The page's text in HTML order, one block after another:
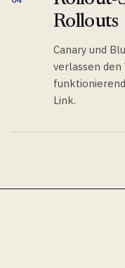
Rollouts
Canary und
verlassen
Link.